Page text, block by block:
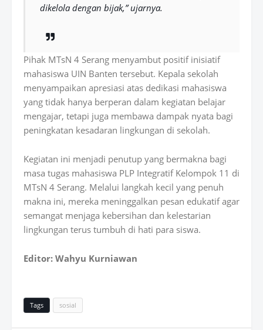
dikelola dengan bijak,” ujarnya.
Pihak MTsN 4 Serang menyambut positif inisiatif
mahasiswa UIN Banten tersebut. Kepala sekolah
menyampaikan apresiasi atas dedikasi mahasiswa
yang tidak hanya berperan dalam kegiatan belajar
mengajar, tetapi juga membawa dampak nyata bagi
peningkatan kesadaran lingkungan di sekolah.
Kegiatan ini menjadi penutup yang bermakna bagi
masa tugas mahasiswa PLP Integratif Kelompok 11 di
MTsN 4 Serang. Melalui langkah kecil yang penuh
makna ini, mereka meninggalkan pesan edukatif agar
semangat menjaga kebersihan dan kelestarian
lingkungan terus tumbuh di hati para siswa.
Editor: Wahyu Kurniawan
Tags sosial